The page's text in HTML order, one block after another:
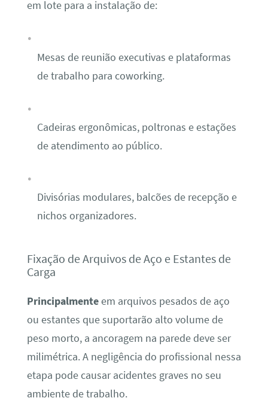
em lote para a instalação de:
Mesas de reunião executivas e plataformas
de trabalho para coworking.
Cadeiras ergonômicas, poltronas e estações
de atendimento ao público.
Divisórias modulares, balcões de recepção e
nichos organizadores.
Fixação de Arquivos de Aço e Estantes de
Carga
Principalmenteem arquivos pesados de aço
ou estantes que suportarão alto volume de
peso morto, a ancoragem na parede deve ser
milimétrica. A negligência do profissional nessa
etapa pode causar acidentes graves no seu
ambiente de trabalho.